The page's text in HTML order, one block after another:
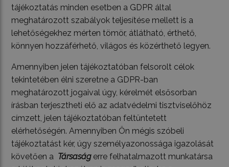
tájékoztatás minden esetben a GDPR által
meghatározott szabályok teljesítése mellett is a
lehetőségekhez mérten tömör, átlátható, érthető,
könnyen hozzáférhető, világos és közérthető legyen.
Amennyiben jelen tájékoztatóban felsorolt célok
tekintetében élni szeretne a GDPR-ban
meghatározott jogaival úgy, kérelmét elsősorban
írásban terjesztheti elő az adatvédelmi tisztviselőhöz
címzett, jelen tájékoztatóban feltüntetett
elérhetőségén. Amennyiben Ön mégis szóbeli
tájékoztatást kér, úgy személyazonossága igazolását
követően a Társaságerre felhatalmazott munkatársa